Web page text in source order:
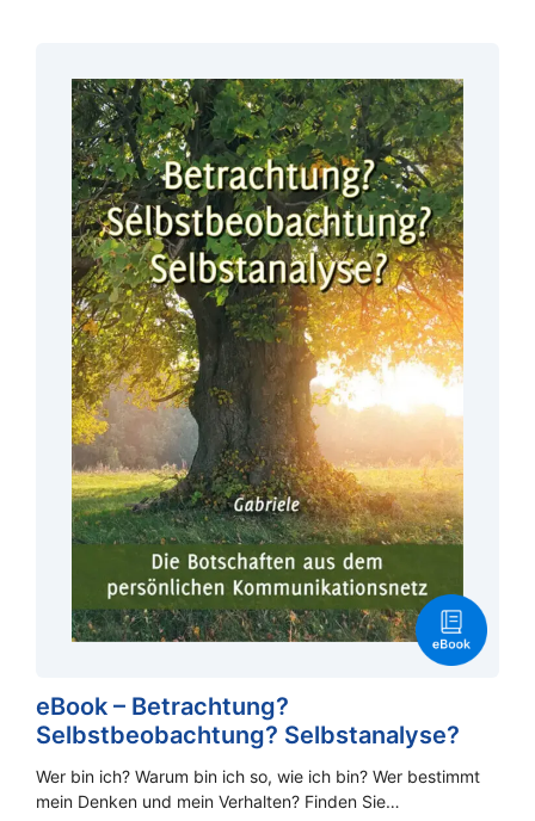
eBook – Betrachtung?
Selbstbeobachtung? Selbstanalyse?
Wer bin ich? Warum bin ich so, wie ich bin? Wer bestimmt
mein Denken und mein Verhalten? Finden Sie…